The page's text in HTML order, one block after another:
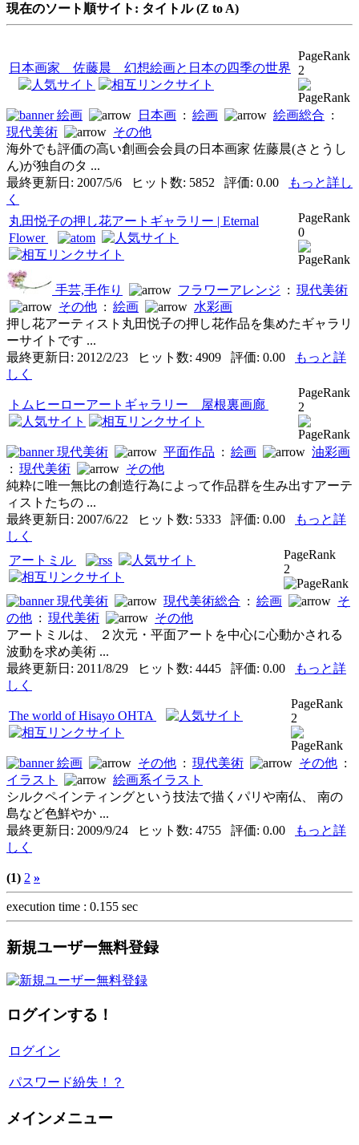
現在のソート順サイト: タイトル (Z to A)
日本画家 佐藤晨 幻想絵画と日本の四季の世界
PageRank
2
絵画 日本画 : 絵画 絵画総合 :
現代美術
その他
海外でも評価の高い創画会会員の日本画家 佐藤晨(さとうし
ん)が独自のタ ...
最終更新日: 2007/5/6 ヒット数: 5852 評価: 0.00
もっと詳し
く
丸田悦子の押し花アートギャラリー | Eternal
Flower
PageRank
0
手芸,手作り フラワーアレンジ : 現代美術
その他 : 絵画
水彩画
押し花アーティスト丸田悦子の押し花作品を集めたギャラリ
ーサイトです ...
最終更新日: 2012/2/23 ヒット数: 4909 評価: 0.00
もっと詳
しく
トムヒーローアートギャラリー 屋根裏画廊
PageRank
2
現代美術 平面作品 : 絵画
油彩画
: 現代美術
その他
純粋に唯一無比の創造行為によって作品群を生み出すアーテ
ィストたちの ...
最終更新日: 2007/6/22 ヒット数: 5333 評価: 0.00
もっと詳
しく
アートミル
PageRank
2
現代美術 現代美術総合 : 絵画
そ
の他 : 現代美術
その他
アートミルは、 ２次元・平面アートを中心に心動かされる
波動を求め美術 ...
最終更新日: 2011/8/29 ヒット数: 4445 評価: 0.00
もっと詳
しく
The world of Hisayo OHTA
PageRank
2
絵画 その他 : 現代美術 その他 :
イラスト
絵画系イラスト
シルクペインティングという技法で描くパリや南仏、 南の
島など色鮮やか ...
最終更新日: 2009/9/24 ヒット数: 4755 評価: 0.00
もっと詳
しく
(1) 2 »
execution time : 0.155 sec
新規ユーザー無料登録
ログインする！
ログイン
パスワード紛失！？
メインメニュー